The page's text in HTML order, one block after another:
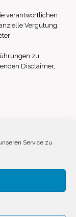
Service zu
verantwortlichen
Vergütung.
zu
Disclaimer,